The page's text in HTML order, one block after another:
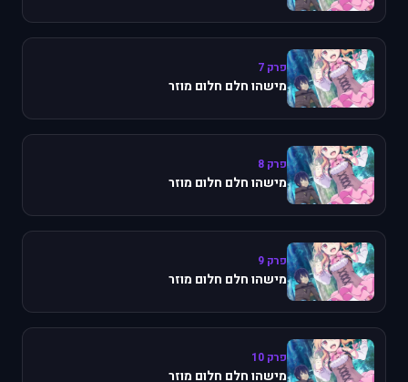
פרק 7
מישהו חלם חלום מוזר
פרק 8
מישהו חלם חלום מוזר
פרק 9
מישהו חלם חלום מוזר
פרק 10
מישהו חלם חלום מוזר